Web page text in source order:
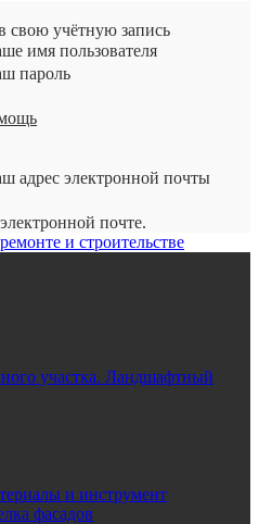
свою учётную запись
имя пользователя
пароль
адрес электронной почты
почте.
и строительстве
участка. Ландшафтный
и инструмент
фасадов